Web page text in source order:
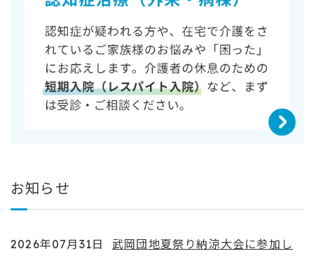
お知らせ
武岡団地夏祭り納涼大会に参加し
2026年07月31日